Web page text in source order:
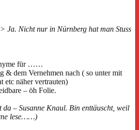
Ja. Nicht nur in Nürnberg hat man Stuss
für ……
& dem Vernehmen nach ( so unter mit
etc näher vertrauten)
– öh Folie.
da – Susanne Knaul. Bin enttäuscht, weil
lese……)